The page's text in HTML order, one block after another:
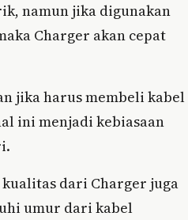
namun jika digunakan
Charger akan cepat
jika harus membeli kabel
ini menjadi kebiasaan
dari Charger juga
umur dari kabel